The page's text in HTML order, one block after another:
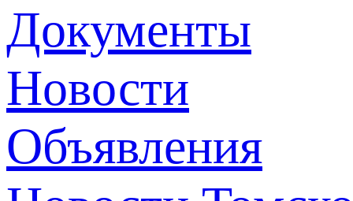
Документы
Новости
Объявления